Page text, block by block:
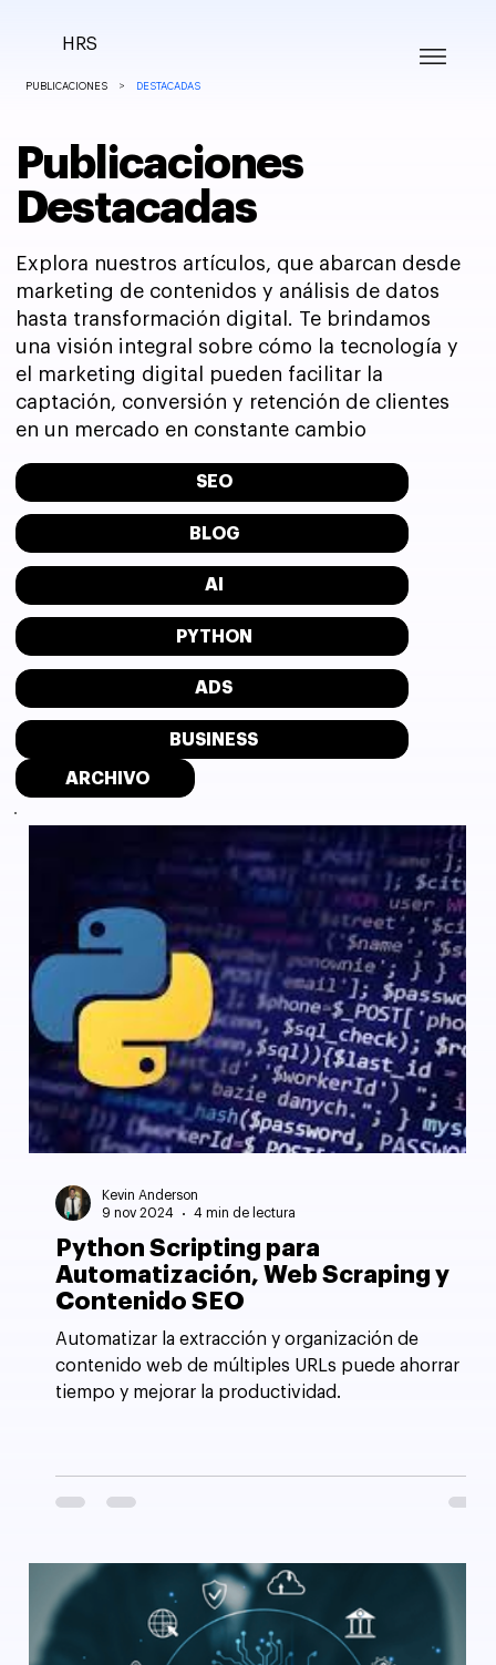
PUBLICACIONES > DESTACADAS
HRS
Publicaciones
Destacadas
Explora nuestros artículos, que abarcan desde
marketing de contenidos y análisis de datos
hasta transformación digital. Te brindamos
una visión integral sobre cómo la tecnología y
el marketing digital pueden facilitar la
captación, conversión y retención de clientes
en un mercado en constante cambio
BLOG
SEO
AI
PYTHON
ADS
BUSINESS
ARCHIVO
Python Scripting para
Automatización, Web Scraping y
Contenido SEO
Automatizar la extracción y organización de
contenido web de múltiples URLs puede ahorrar
tiempo y mejorar la productividad.
Kevin Anderson
9 nov 2024
4 min de lectura